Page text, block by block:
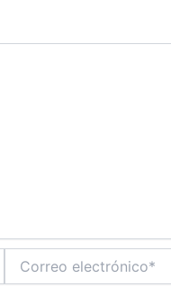
electrónico*